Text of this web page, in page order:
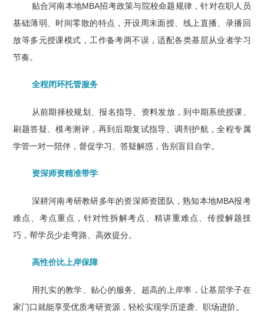
贴合河南本地MBA招考政策与院校命题规律，针对在职人员
基础薄弱、时间零散的特点，开设周末面授、线上直播、录播回
放等多元授课模式，工作备考两不误，适配各类基层从业者学习
节奏。
全程闭环托管服务
从前期择校规划、报名指导、资料发放，到中期系统授课、
刷题答疑、模考测评，再到后期复试指导、调剂护航，全程专属
学管一对一陪伴，督促学习、答疑解惑，告别盲目自学。
资深师资精准带学
深耕河南考研教研多年的资深师资团队，熟知本地MBA报考
难点、考点重点，针对性拆解考点、精讲重难点、传授解题技
巧，帮学员少走弯路、高效提分。
高性价比上岸保障
用扎实的教学、贴心的服务、超高的上岸率，让基层学子在
家门口就能享受优质考研资源，轻松实现学历逆袭、职场进阶。